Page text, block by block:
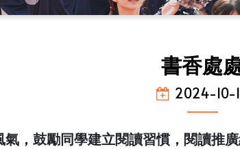
書香處
2024-10-
，鼓勵同學建立閱讀習慣，閱讀推